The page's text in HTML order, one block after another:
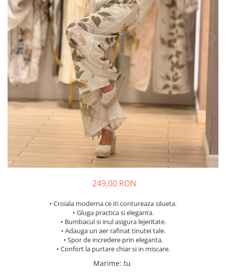
Costume de baie
249,00 RON
• Croiala moderna ce iti contureaza silueta.
• Gluga practica si eleganta.
• Bumbacul si inul asigura lejeritate.
• Adauga un aer rafinat tinutei tale.
• Spor de incredere prin eleganta.
• Confort la purtare chiar si in miscare.
Marime: tu